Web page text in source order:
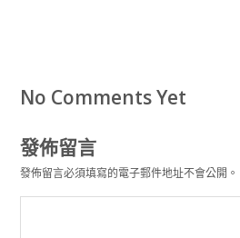
No Comments Yet
發佈留言
發佈留言必須填寫的電子郵件地址不會公開。